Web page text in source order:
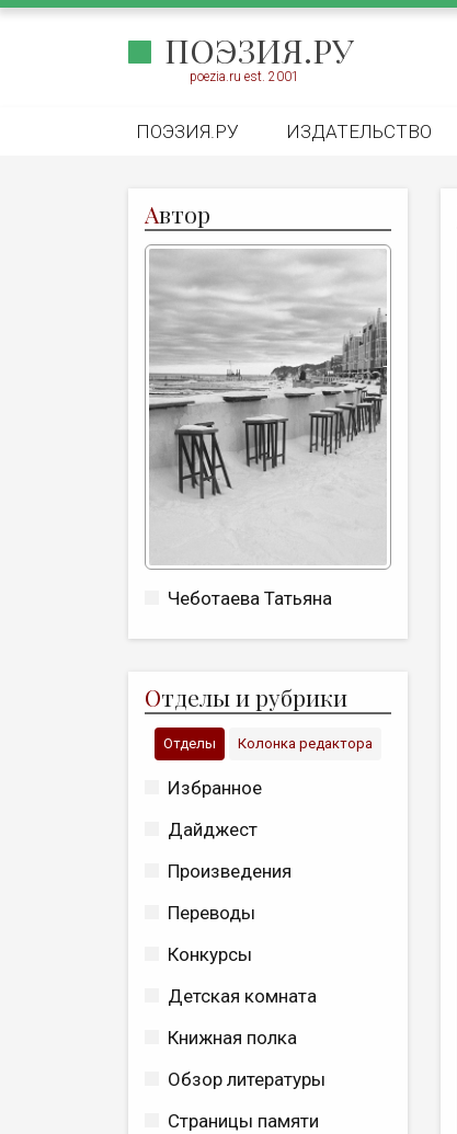
ПОЭЗИЯ.РУ
poezia.ru est. 2001
ПОЭЗИЯ.РУ ИЗДАТЕЛЬСТВО
Автор
Чеботаева Татьяна
Отделы и рубрики
Отделы Колонка редактора
Избранное
Дайджест
Произведения
Переводы
Конкурсы
Детская комната
Книжная полка
Обзор литературы
Страницы памяти